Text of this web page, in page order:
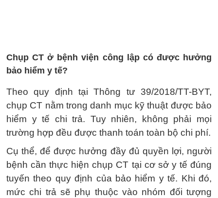
Chụp CT ở bệnh viện công lập có được hưởng
bảo hiểm y tế?
Theo quy định tại Thông tư 39/2018/TT-BYT,
chụp CT nằm trong danh mục kỹ thuật được bảo
hiểm y tế chi trả. Tuy nhiên, không phải mọi
trường hợp đều được thanh toán toàn bộ chi phí.
Cụ thể, để được hưởng đầy đủ quyền lợi, người
bệnh cần thực hiện chụp CT tại cơ sở y tế đúng
tuyến theo quy định của bảo hiểm y tế. Khi đó,
mức chi trả sẽ phụ thuộc vào nhóm đối tượng